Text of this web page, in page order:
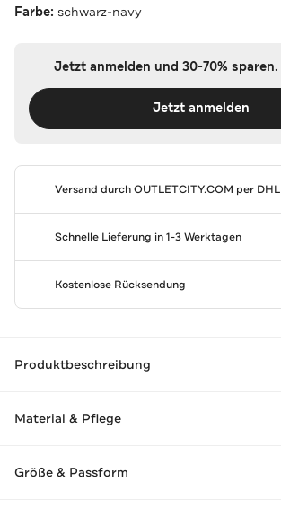
Farbe: schwarz-navy
Jetzt anmelden und 30-70% sparen.
Jetzt anmelden
Versand durchOUTLETCITY.COM per DHL
Schnelle Lieferung in 1-3 Werktagen
Kostenlose Rücksendung
Produktbeschreibung
Material & Pflege
Größe & Passform